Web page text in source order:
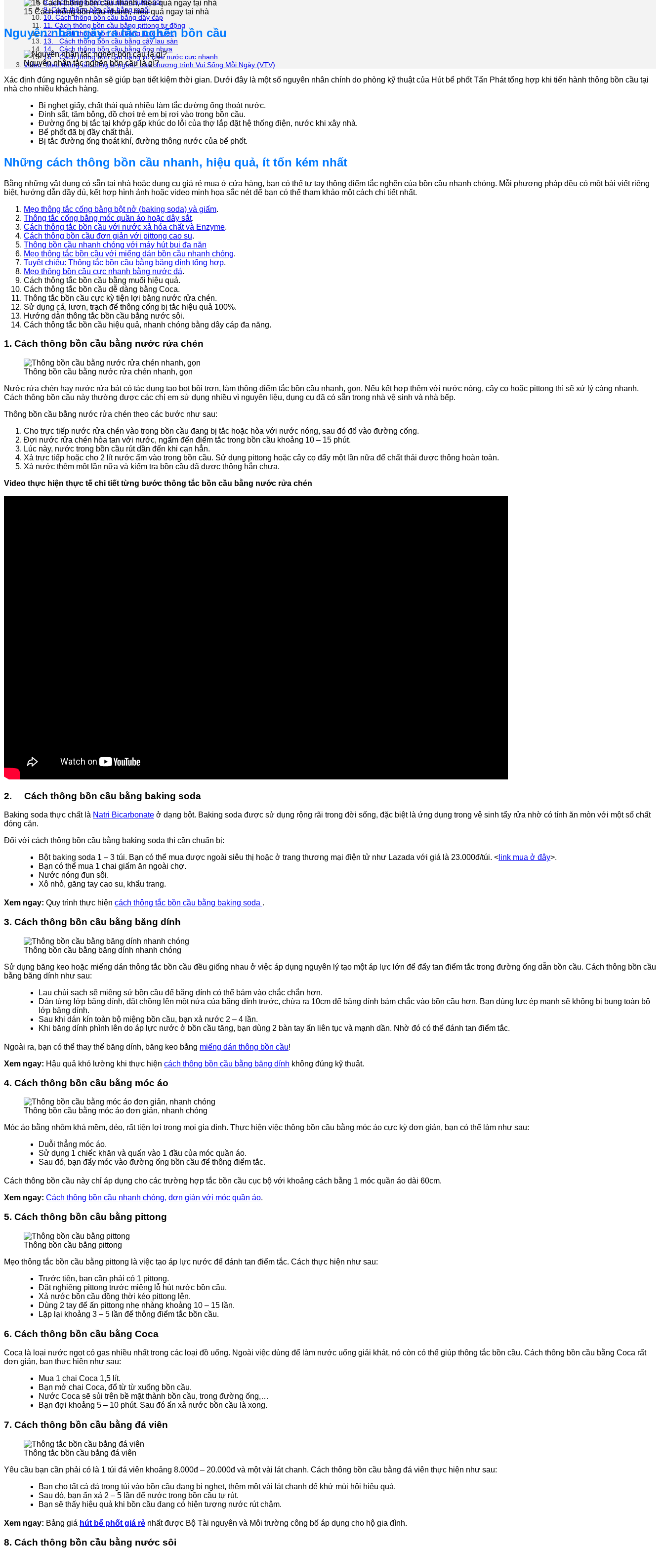
9. Cách thông bồn cầu bằng muối
10. Cách thông bồn cầu bằng dây cáp
11. Cách thông bồn cầu bằng pittong tự động
12. Cách thông bồn cầu bằng 1 xô nước
13. Cách thông bồn cầu bằng cây lau sàn
14. Cách thông bồn cầu bằng ống nhựa
15. Cách thông bồn cầu bằng vỏ chai nước cực nhanh
Video “Mẹo thông tắc cống bị nghẹt” của chương trình Vui Sống Mỗi Ngày (VTV)
15 Cách thông bồn cầu nhanh, hiệu quả ngay tại nhà
Nguyên nhân gây ra tắc nghẽn bồn cầu
Nguyên nhân tắc nghẽn bồn cầu là gì?
Xác định đúng nguyên nhân sẽ giúp bạn tiết kiệm thời gian. Dưới đây là một số nguyên nhân chính do phòng kỹ thuật của Hút bể phốt Tấn Phát tổng hợp khi tiến hành thông bồn cầu tại
nhà cho nhiều khách hàng.
Bị nghẹt giấy, chất thải quá nhiều làm tắc đường ống thoát nước.
Đinh sắt, tăm bông, đồ chơi trẻ em bị rơi vào trong bồn cầu.
Đường ống bị tắc tại khớp gấp khúc do lỗi của thợ lắp đặt hệ thống điện, nước khi xây nhà.
Bể phốt đã bị đầy chất thải.
Bị tắc đường ống thoát khí, đường thông nước của bể phốt.
Những cách thông bồn cầu nhanh, hiệu quả, ít tốn kém nhất
Bằng những vật dụng có sẵn tại nhà hoặc dụng cụ giá rẻ mua ở cửa hàng, bạn có thể tự tay thông điểm tắc nghẽn của bồn cầu nhanh chóng. Mỗi phương pháp đều có một bài viết riêng
biệt, hướng dẫn đầy đủ, kết hợp hình ảnh hoặc video minh họa sắc nét để bạn có thể tham khảo một cách chi tiết nhất.
Mẹo thông tắc cống bằng bột nở (baking soda) và giấm.
Thông tắc cống bằng móc quần áo hoặc dây sắt.
Cách thông tắc bồn cầu với nước xả hóa chất và Enzyme.
Cách thông bồn cầu đơn giản với pittong cao su.
Thông bồn cầu nhanh chóng với máy hút bụi đa năn
Mẹo thông tắc bồn cầu với miếng dán bồn cầu nhanh chóng.
Tuyệt chiêu: Thông tắc bồn cầu bằng băng dính tổng hợp.
Mẹo thông bồn cầu cực nhanh bằng nước đá.
Cách thông tắc bồn cầu bằng muối hiệu quả.
Cách thông tắc bồn cầu dễ dàng bằng Coca.
Thông tắc bồn cầu cực kỳ tiện lợi bằng nước rửa chén.
Sử dụng cá, lươn, trạch để thông cống bị tắc hiệu quả 100%.
Hướng dẫn thông tắc bồn cầu bằng nước sôi.
Cách thông tắc bồn cầu hiệu quả, nhanh chóng bằng dây cáp đa năng.
1. Cách thông bồn cầu bằng nước rửa chén
Thông bồn cầu bằng nước rửa chén nhanh, gọn
Nước rửa chén hay nước rửa bát có tác dụng tạo bọt bôi trơn, làm thông điểm tắc bồn cầu nhanh, gọn. Nếu kết hợp thêm với nước nóng, cây cọ hoặc pittong thì sẽ xử lý càng nhanh.
Cách thông bồn cầu này thường được các chị em sử dụng nhiều vì nguyên liệu, dụng cụ đã có sẵn trong nhà vệ sinh và nhà bếp.
Thông bồn cầu bằng nước rửa chén theo các bước như sau:
Cho trực tiếp nước rửa chén vào trong bồn cầu đang bị tắc hoặc hòa với nước nóng, sau đó đổ vào đường cống.
Đợi nước rửa chén hòa tan với nước, ngấm đến điểm tắc trong bồn cầu khoảng 10 – 15 phút.
Lúc này, nước trong bồn cầu rút dần đến khi cạn hẳn.
Xả trực tiếp hoặc cho 2 lít nước ấm vào trong bồn cầu. Sử dụng pittong hoặc cây cọ đẩy một lần nữa để chất thải được thông hoàn toàn.
Xả nước thêm một lần nữa và kiểm tra bồn cầu đã được thông hẳn chưa.
Video thực hiện thực tế chi tiết từng bước thông tắc bồn cầu bằng nước rửa chén
2. Cách thông bồn cầu bằng baking soda
Baking soda thực chất là Natri Bicarbonate ở dạng bột. Baking soda được sử dụng rộng rãi trong đời sống, đặc biệt là ứng dụng trong vệ sinh tẩy rửa nhờ có tính ăn mòn với một số chất
đóng cặn.
Đối với cách thông bồn cầu bằng baking soda thì cần chuẩn bị:
Bột baking soda 1 – 3 túi. Bạn có thể mua được ngoài siêu thị hoặc ở trang thương mại điện tử như Lazada với giá là 23.000đ/túi. < link mua ở đây>.
Bạn có thể mua 1 chai giấm ăn ngoài chợ.
Nước nóng đun sôi.
Xô nhỏ, găng tay cao su, khẩu trang.
Xem ngay: Quy trình thực hiện cách thông tắc bồn cầu bằng baking soda .
3. Cách thông bồn cầu bằng băng dính
Thông bồn cầu bằng băng dính nhanh chóng
Sử dụng băng keo hoặc miếng dán thông tắc bồn cầu đều giống nhau ở việc áp dụng nguyên lý tạo một áp lực lớn để đẩy tan điểm tắc trong đường ống dẫn bồn cầu. Cách thông bồn cầu
bằng băng dính như sau:
Lau chùi sạch sẽ miệng sứ bồn cầu để băng dính có thể bám vào chắc chắn hơn.
Dán từng lớp băng dính, đặt chồng lên một nửa của băng dính trước, chừa ra 10cm để băng dính bám chắc vào bồn cầu hơn. Bạn dùng lực ép mạnh sẽ không bị bung toàn bộ
lớp băng dính.
Sau khi dán kín toàn bộ miệng bồn cầu, bạn xả nước 2 – 4 lần.
Khi băng dính phình lên do áp lực nước ở bồn cầu tăng, bạn dùng 2 bàn tay ấn liên tục và mạnh dần. Nhờ đó có thể đánh tan điểm tắc.
Ngoài ra, bạn có thể thay thế băng dính, băng keo bằng miếng dán thông bồn cầu!
Xem ngay: Hậu quả khó lường khi thực hiện cách thông bồn cầu bằng băng dính không đúng kỹ thuật.
4. Cách thông bồn cầu bằng móc áo
Thông bồn cầu bằng móc áo đơn giản, nhanh chóng
Móc áo bằng nhôm khá mềm, dẻo, rất tiện lợi trong mọi gia đình. Thực hiện việc thông bồn cầu bằng móc áo cực kỳ đơn giản, bạn có thể làm như sau:
Duỗi thẳng móc áo.
Sử dụng 1 chiếc khăn và quấn vào 1 đầu của móc quần áo.
Sau đó, bạn đẩy móc vào đường ống bồn cầu để thông điểm tắc.
Cách thông bồn cầu này chỉ áp dụng cho các trường hợp tắc bồn cầu cục bộ với khoảng cách bằng 1 móc quần áo dài 60cm.
Xem ngay: Cách thông bồn cầu nhanh chóng, đơn giản với móc quần áo.
5. Cách thông bồn cầu bằng pittong
Thông bồn cầu bằng pittong
Mẹo thông tắc bồn cầu bằng pittong là việc tạo áp lực nước để đánh tan điểm tắc. Cách thực hiện như sau:
Trước tiên, bạn cần phải có 1 pittong.
Đặt nghiêng pittong trước miệng lỗ hút nước bồn cầu.
Xả nước bồn cầu đồng thời kéo pittong lên.
Dùng 2 tay để ấn pittong nhẹ nhàng khoảng 10 – 15 lần.
Lặp lại khoảng 3 – 5 lần để thông điểm tắc bồn cầu.
6. Cách thông bồn cầu bằng Coca
Coca là loại nước ngọt có gas nhiều nhất trong các loại đồ uống. Ngoài việc dùng để làm nước uống giải khát, nó còn có thể giúp thông tắc bồn cầu. Cách thông bồn cầu bằng Coca rất
đơn giản, bạn thực hiện như sau:
Mua 1 chai Coca 1,5 lít.
Bạn mở chai Coca, đổ từ từ xuống bồn cầu.
Nước Coca sẽ sủi trên bề mặt thành bồn cầu, trong đường ống,…
Bạn đợi khoảng 5 – 10 phút. Sau đó ấn xả nước bồn cầu là xong.
7. Cách thông bồn cầu bằng đá viên
Thông tắc bồn cầu bằng đá viên
Yêu cầu bạn cần phải có là 1 túi đá viên khoảng 8.000đ – 20.000đ và một vài lát chanh. Cách thông bồn cầu bằng đá viên thực hiện như sau:
Bạn cho tất cả đá trong túi vào bồn cầu đang bị nghẹt, thêm một vài lát chanh để khử mùi hôi hiệu quả.
Sau đó, bạn ấn xả 2 – 5 lần để nước trong bồn cầu tự rút.
Bạn sẽ thấy hiệu quả khi bồn cầu đang có hiện tượng nước rút chậm.
Xem ngay: Bảng giá hút bể phốt giá rẻ nhất được Bộ Tài nguyên và Môi trường công bố áp dụng cho hộ gia đình.
8. Cách thông bồn cầu bằng nước sôi